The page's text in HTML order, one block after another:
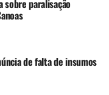
sobre paralisação
de falta de insumos